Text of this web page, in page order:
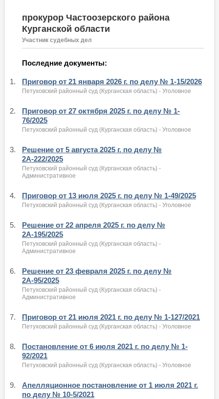
прокурор Частоозерского района
Курганской области
Участник судебных дел
Последние документы:
1. Приговор от 21 января 2026 г. по делу № 1-15/2026
Петуховский районный суд (Курганская область) - Уголовное
2.
Приговор от 27 октября 2025 г. по делу № 1-
76/2025
Петуховский районный суд (Курганская область) - Уголовное
3.
Решение от 5 августа 2025 г. по делу №
2А-222/2025
Петуховский районный суд (Курганская область) -
Административное
4. Приговор от 13 июля 2025 г. по делу № 1-49/2025
Петуховский районный суд (Курганская область) - Уголовное
5.
Решение от 22 апреля 2025 г. по делу №
2А-195/2025
Петуховский районный суд (Курганская область) -
Административное
6.
Решение от 23 февраля 2025 г. по делу №
2А-95/2025
Петуховский районный суд (Курганская область) -
Административное
7. Приговор от 21 июля 2021 г. по делу № 1-127/2021
Петуховский районный суд (Курганская область) - Уголовное
8.
Постановление от 6 июля 2021 г. по делу № 1-
92/2021
Петуховский районный суд (Курганская область) - Уголовное
9.
Апелляционное постановление от 1 июля 2021 г.
по делу № 10-5/2021